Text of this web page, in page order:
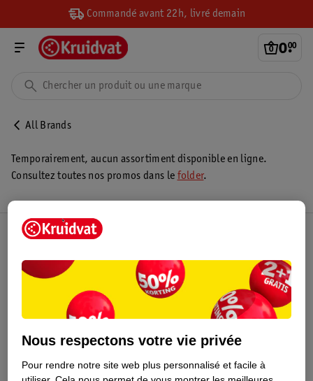
Commandé avant 22h, livré demain
0.
00
All Brands
Temporairement, aucun assortiment disponible en ligne.
Consultez toutes nos promos dans le folder.
Nous respectons votre vie privée
Pour rendre notre site web plus personnalisé et facile à